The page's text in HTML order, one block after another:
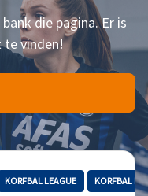
die pagina. Er is
te vinden!
KORFBAL LEAGUE KORFBAL